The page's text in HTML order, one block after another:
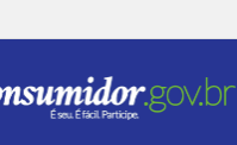
Comunica BR